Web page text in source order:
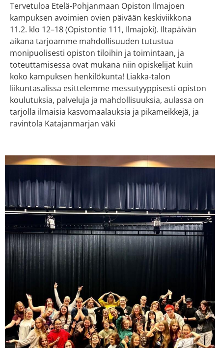
Tervetuloa Etelä-Pohjanmaan Opiston Ilmajoen
kampuksen avoimien ovien päivään keskiviikkona
11.2. klo 12–18 (Opistontie 111, Ilmajoki). Iltapäivän
aikana tarjoamme mahdollisuuden tutustua
monipuolisesti opiston tiloihin ja toimintaan, ja
toteuttamisessa ovat mukana niin opiskelijat kuin
koko kampuksen henkilökunta! Liakka-talon
liikuntasalissa esittelemme messutyyppisesti opiston
koulutuksia, palveluja ja mahdollisuuksia, aulassa on
tarjolla ilmaisia kasvomaalauksia ja pikameikkejä, ja
ravintola Katajanmarjan väki